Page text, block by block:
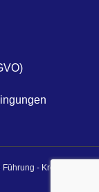
- Krefeld